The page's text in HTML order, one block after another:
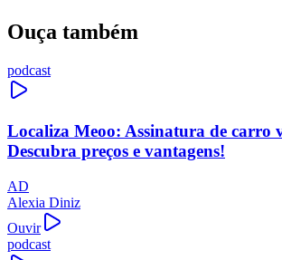
Ouça também
podcast
Localiza Meoo: Assinatura de carro
Descubra preços e vantagens!
AD
Alexia Diniz
Ouvir
podcast